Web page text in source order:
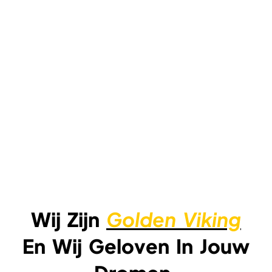
Wij Zijn Golden Viking
En Wij Geloven In Jouw